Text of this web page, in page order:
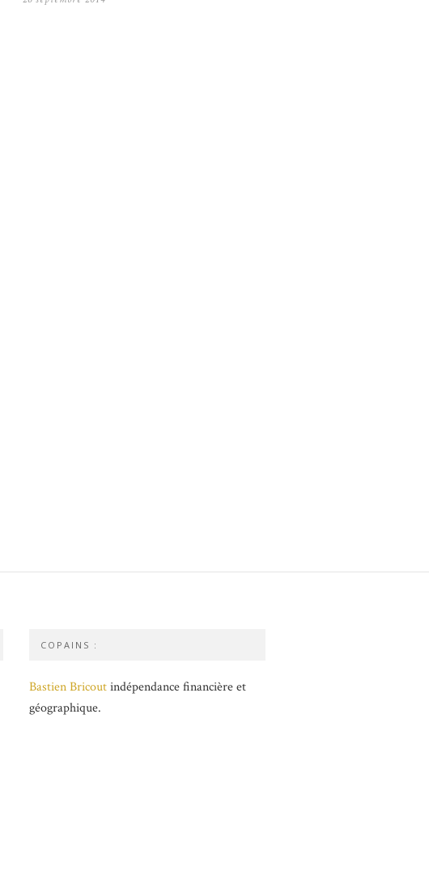
COPAINS :
Bastien Bricoutindépendance financière et
géographique.